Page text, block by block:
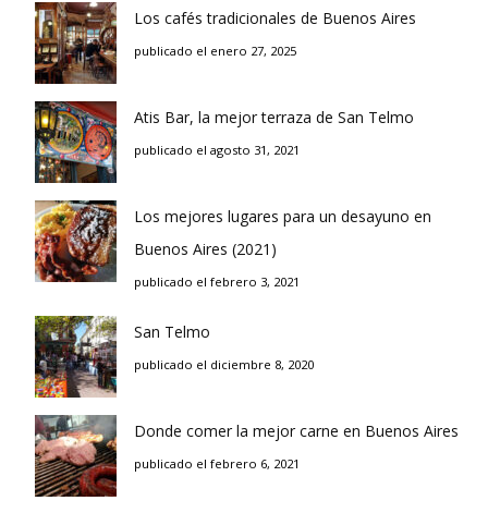
Los cafés tradicionales de Buenos Aires
publicado el enero 27, 2025
Atis Bar, la mejor terraza de San Telmo
publicado el agosto 31, 2021
Los mejores lugares para un desayuno en
Buenos Aires (2021)
publicado el febrero 3, 2021
San Telmo
publicado el diciembre 8, 2020
Donde comer la mejor carne en Buenos Aires
publicado el febrero 6, 2021